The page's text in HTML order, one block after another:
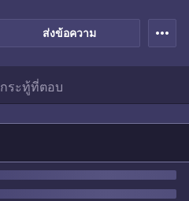
ส่งข้อความ more_horiz
กระทู้ที่ตอบ